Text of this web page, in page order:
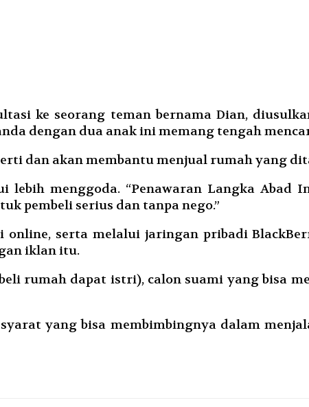
ke seorang teman bernama Dian,
dengan dua anak ini memang tengah
dan akan membantu menjual rumah yang
menggoda. “Penawaran Langka Abad
pembeli serius dan tanpa nego.”
serta melalui jaringan pribadi
iklan itu.
rumah dapat istri), calon suami yang bisa
yang bisa membimbingnya dalam